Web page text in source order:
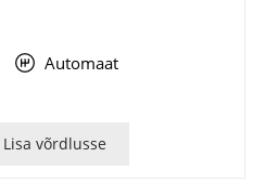
Automaat
Lisa võrdlusse